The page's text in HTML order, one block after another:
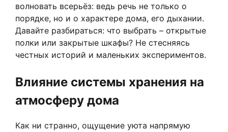
волновать всерьёз: ведь речь не только о
порядке, но и о характере дома, его дыхании.
Давайте разбираться: что выбрать – открытые
полки или закрытые шкафы? Не стесняясь
честных историй и маленьких экспериментов.
Влияние системы хранения на
атмосферу дома
Как ни странно, ощущение уюта напрямую